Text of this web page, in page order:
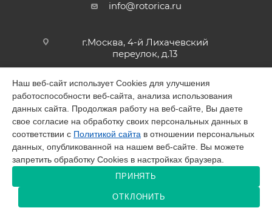
info@rotorica.ru
г.Москва, 4-й Лихачевский
переулок, д.13
2026 © GALAGAR
Разработано в Victory
Наш веб-сайт использует Cookies для улучшения
работоспособности веб-сайта, анализа использования
данных сайта. Продолжая работу на веб-сайте, Вы даете
свое согласие на обработку своих персональных данных в
соответствии с Политикой сайта в отношении персональных
данных, опубликованной на нашем веб-сайте. Вы можете
запретить обработку Cookies в настройках браузера.
ПРИНЯТЬ
ОТКЛОНИТЬ